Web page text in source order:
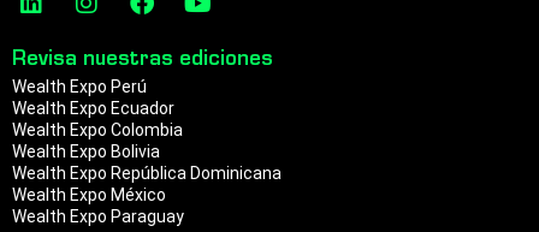
i
k
e
d
i
n
n
t
a
g
r
a
m
a
e
b
o
o
k
o
u
t
Revisa nuestras ediciones
Wealth Expo Perú
Wealth Expo Ecuador
Wealth Expo Colombia
Wealth Expo Bolivia
Wealth Expo República Dominicana
Wealth Expo México
Wealth Expo Paraguay